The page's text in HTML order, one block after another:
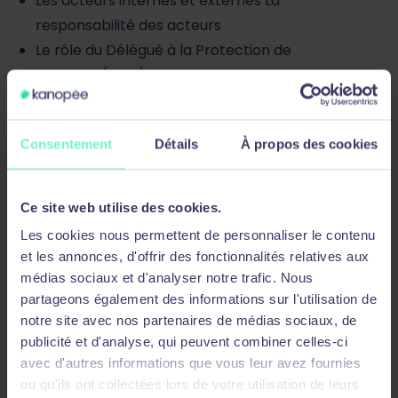
Consentement Détails À propos des cookies
Ce site web utilise des cookies.
Les cookies nous permettent de personnaliser le contenu
et les annonces, d'offrir des fonctionnalités relatives aux
médias sociaux et d'analyser notre trafic. Nous
partageons également des informations sur l'utilisation de
notre site avec nos partenaires de médias sociaux, de
publicité et d'analyse, qui peuvent combiner celles-ci
avec d'autres informations que vous leur avez fournies
ou qu'ils ont collectées lors de votre utilisation de leurs
responsabilité des acteurs
Le rôle du Délégué à la Protection de
Données (DPO)
Le droit à l’information
Le principe de opt-in et opt-out
Les droits d’accès, de rectification,
d’opposition, à la portabilité…
Focus sur le droit à l’oubli et au
déréférencement » Focus sur les directives
anticipées
Introduction à la démarche de conformité